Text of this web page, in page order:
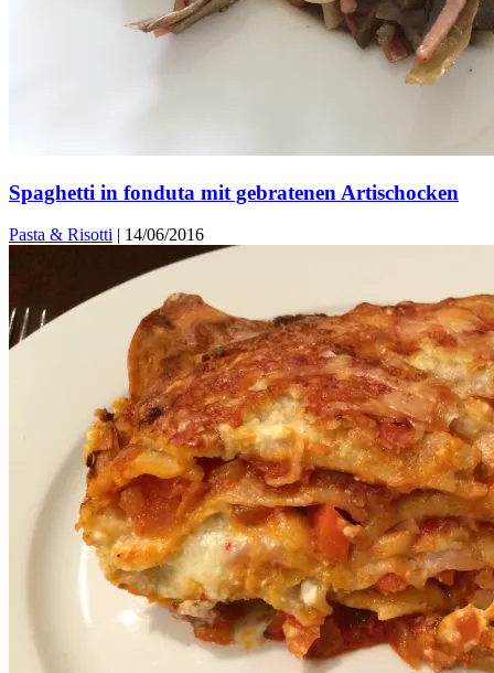
Spaghetti in fonduta mit gebratenen Artischocken
Pasta & Risotti | 14/06/2016